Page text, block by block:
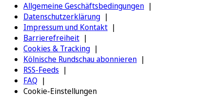
Allgemeine Geschäftsbedingungen
Datenschutzerklärung
Impressum und Kontakt
Barrierefreiheit
Cookies & Tracking
Kölnische Rundschau abonnieren
RSS-Feeds
FAQ
Cookie-Einstellungen